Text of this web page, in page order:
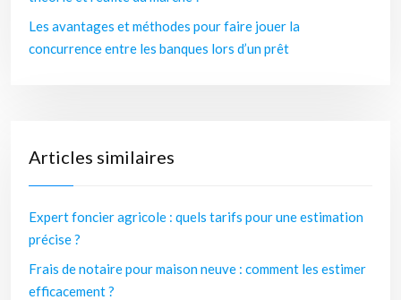
Les avantages et méthodes pour faire jouer la
concurrence entre les banques lors d’un prêt
Articles similaires
Expert foncier agricole : quels tarifs pour une estimation
précise ?
Frais de notaire pour maison neuve : comment les estimer
efficacement ?